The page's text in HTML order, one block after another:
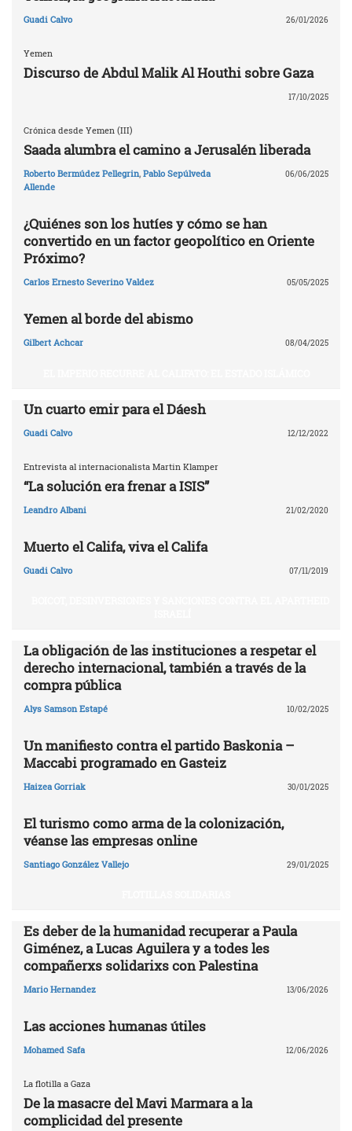
Guadi Calvo 26/01/2026
Yemen
Discurso de Abdul Malik Al Houthi sobre Gaza
17/10/2025
Crónica desde Yemen (III)
Saada alumbra el camino a Jerusalén liberada
Roberto Bermúdez Pellegrin, Pablo Sepúlveda
Allende
06/06/2025
¿Quiénes son los hutíes y cómo se han
convertido en un factor geopolítico en Oriente
Próximo?
Carlos Ernesto Severino Valdez 05/05/2025
Yemen al borde del abismo
Gilbert Achcar 08/04/2025
Un cuarto emir para el Dáesh
Guadi Calvo 12/12/2022
Entrevista al internacionalista Martin Klamper
“La solución era frenar a ISIS”
Leandro Albani 21/02/2020
Muerto el Califa, viva el Califa
Guadi Calvo 07/11/2019
La obligación de las instituciones a respetar el
derecho internacional, también a través de la
compra pública
Alys Samson Estapé 10/02/2025
Un manifiesto contra el partido Baskonia –
Maccabi programado en Gasteiz
Haizea Gorriak 30/01/2025
El turismo como arma de la colonización,
véanse las empresas online
Santiago González Vallejo 29/01/2025
Es deber de la humanidad recuperar a Paula
Giménez, a Lucas Aguilera y a todes les
compañerxs solidarixs con Palestina
Mario Hernandez 13/06/2026
Las acciones humanas útiles
Mohamed Safa 12/06/2026
La flotilla a Gaza
De la masacre del Mavi Marmara a la
complicidad del presente